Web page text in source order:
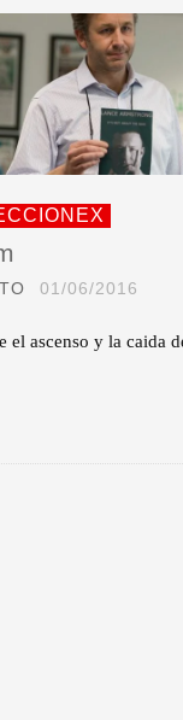
01/06/2016
el ascenso y la caida